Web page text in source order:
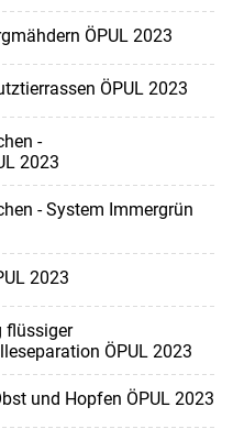
ÖPUL 2023
ÖPUL 2023
-
2023
- System Immergrün
2023
flüssiger
ÖPUL 2023
und Hopfen ÖPUL 2023